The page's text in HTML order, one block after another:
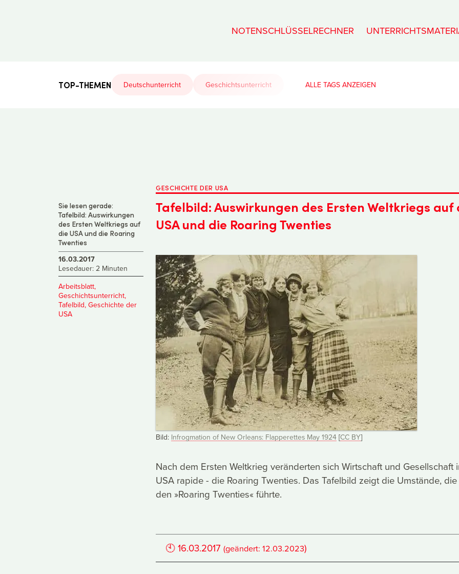
NOTENSCHLÜSSELRECHNER
TOP-THEMEN Deutschunterricht Geschichtsunterricht ALLE TAGS
Sie lesen gerade:
Tafelbild: Auswirkungen
des Ersten Weltkriegs auf
die USA und die Roaring
Twenties
16.03.2017
Lesedauer: 2 Minuten
Arbeitsblatt,
Geschichtsunterricht,
Tafelbild, Geschichte der
USA
GESCHICHTE DER USA
Tafelbild: Auswirkungen des Ersten Weltkriegs auf
USA und die Roaring Twenties
Bild: Infrogmation of New Orleans: Flapperettes May 1924 [CC BY]
Nach dem Ersten Weltkrieg veränderten sich Wirtschaft und Gesellschaft
USA rapide - die Roaring Twenties. Das Tafelbild zeigt die Umstände, die
den »Roaring Twenties« führte.
🕙16.03.2017 (geändert:12.03.2023)